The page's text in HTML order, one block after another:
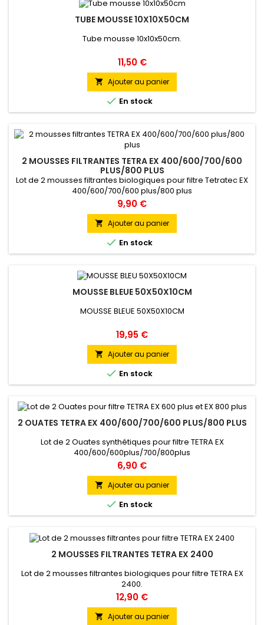
TUBE MOUSSE 10X10X50CM
Tube mousse 10x10x50cm.
Prix
11,50 €
 Ajouter au panier
 En stock
2 MOUSSES FILTRANTES TETRA EX 400/600/700/600
PLUS/800 PLUS
Lot de 2 mousses filtrantes biologiques pour filtre Tetratec EX
400/600/700/600 plus/800 plus
Prix
9,90 €
 Ajouter au panier
 En stock
MOUSSE BLEUE 50X50X10CM
MOUSSE BLEUE 50X50X10CM
Prix
19,95 €
 Ajouter au panier
 En stock
2 OUATES TETRA EX 400/600/700/600 PLUS/800 PLUS
Lot de 2 Ouates synthétiques pour filtre TETRA EX
400/600/600plus/700/800plus
Prix
6,90 €
 Ajouter au panier
 En stock
2 MOUSSES FILTRANTES TETRA EX 2400
Lot de 2 mousses filtrantes biologiques pour filtre TETRA EX
2400.
Prix
12,90 €
 Ajouter au panier